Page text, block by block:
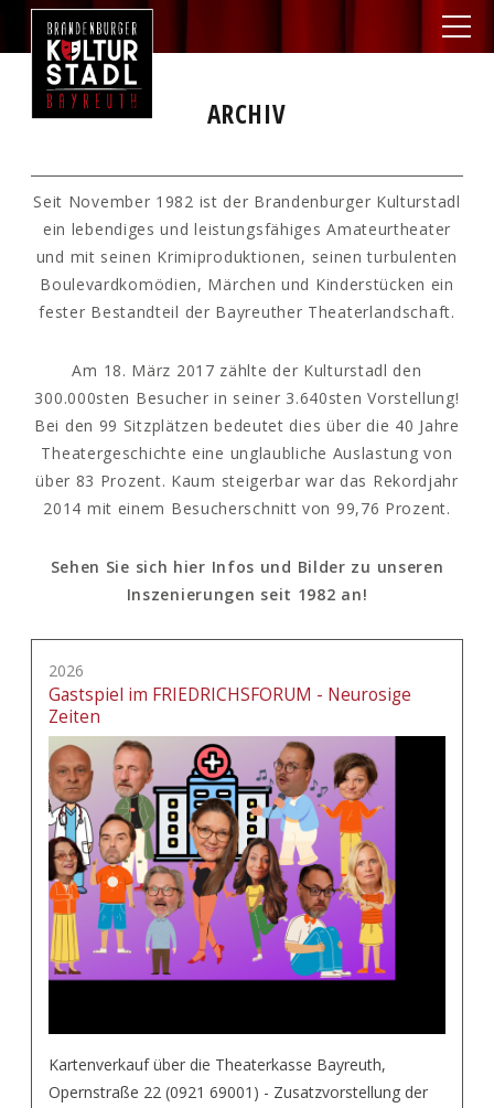
ARCHIV
Seit November 1982 ist der Brandenburger Kulturstadl
ein lebendiges und leistungsfähiges Amateurtheater
und mit seinen Krimiproduktionen, seinen turbulenten
Boulevardkomödien, Märchen und Kinderstücken ein
fester Bestandteil der Bayreuther Theaterlandschaft.
Am 18. März 2017 zählte der Kulturstadl den
300.000sten Besucher in seiner 3.640sten Vorstellung!
Bei den 99 Sitzplätzen bedeutet dies über die 40 Jahre
Theatergeschichte eine unglaubliche Auslastung von
über 83 Prozent. Kaum steigerbar war das Rekordjahr
2014 mit einem Besucherschnitt von 99,76 Prozent.
Sehen Sie sich hier Infos und Bilder zu unseren
Inszenierungen seit 1982 an!
2026
Gastspiel im FRIEDRICHSFORUM - Neurosige
Zeiten
Kartenverkauf über die Theaterkasse Bayreuth,
Opernstraße 22 (0921 69001) - Zusatzvorstellung der